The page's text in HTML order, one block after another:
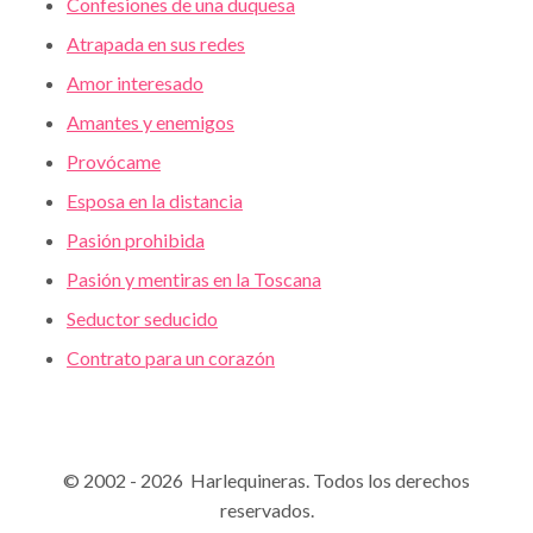
Atrapada en sus redes
Amor interesado
Amantes y enemigos
Provócame
Esposa en la distancia
Pasión prohibida
Pasión y mentiras en la Toscana
Seductor seducido
Contrato para un corazón
© 2002 - 2026 Harlequineras. Todos los derechos
reservados.